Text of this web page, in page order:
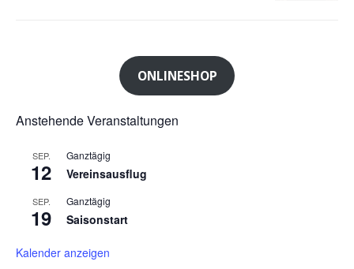
ONLINESHOP
Anstehende Veranstaltungen
SEP.
12
Ganztägig
Vereinsausflug
SEP.
19
Ganztägig
Saisonstart
Kalender anzeigen